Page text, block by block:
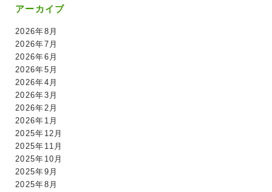
アーカイブ
2026年8月
2026年7月
2026年6月
2026年5月
2026年4月
2026年3月
2026年2月
2026年1月
2025年12月
2025年11月
2025年10月
2025年9月
2025年8月